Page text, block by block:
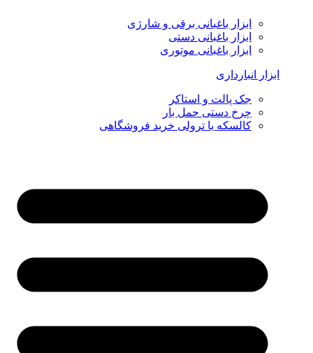
ابزار باغبانی برقی و شارژی
ابزار باغبانی دستی
ابزار باغبانی موتوری
ابزار انبارداری
جک پالت و استاکر
چرخ دستی حمل بار
کالسکه یا ترولی خرید فروشگاهی